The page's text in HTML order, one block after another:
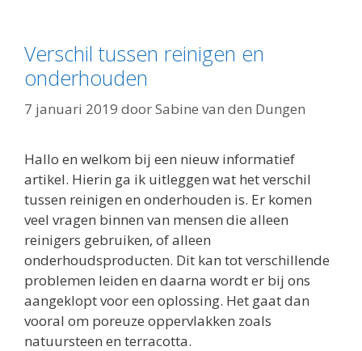
Verschil tussen reinigen en
onderhouden
7 januari 2019 doorSabine van den Dungen
Hallo en welkom bij een nieuw informatief
artikel. Hierin ga ik uitleggen wat het verschil
tussen reinigen en onderhouden is. Er komen
veel vragen binnen van mensen die alleen
reinigers gebruiken, of alleen
onderhoudsproducten. Dit kan tot verschillende
problemen leiden en daarna wordt er bij ons
aangeklopt voor een oplossing. Het gaat dan
vooral om poreuze oppervlakken zoals
natuursteen en terracotta.